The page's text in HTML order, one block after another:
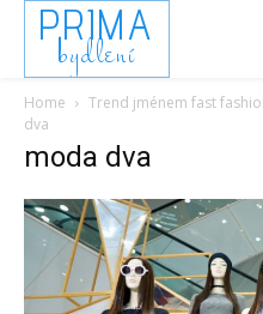
PRIMA
bydlení
Home Trend jménem fast
dva
moda dva